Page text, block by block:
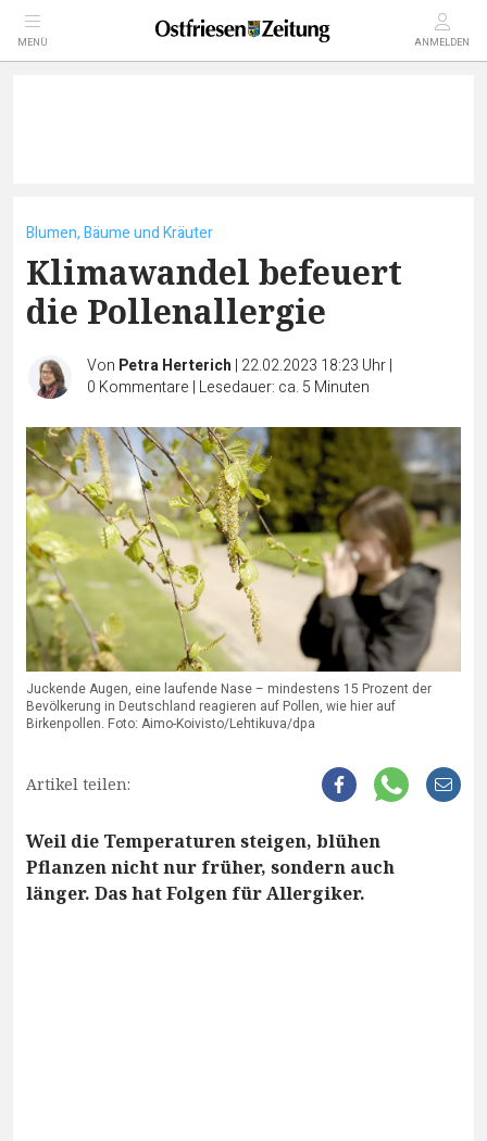
MENÜ ANMELDEN
Blumen, Bäume und Kräuter
Klimawandel befeuert
die Pollenallergie
Von Petra Herterich | 22.02.2023 18:23 Uhr|
0 Kommentare | Lesedauer: ca. 5 Minuten
Juckende Augen, eine laufende Nase – mindestens 15 Prozent der
Bevölkerung in Deutschland reagieren auf Pollen, wie hier auf
Birkenpollen. Foto: Aimo-Koivisto/Lehtikuva/dpa
Artikel teilen:
Weil die Temperaturen steigen, blühen
Pflanzen nicht nur früher, sondern auch
länger. Das hat Folgen für Allergiker.